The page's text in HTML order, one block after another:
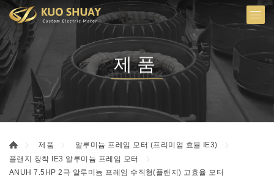
제품
제품
알루미늄 프레임 모터 (프리미엄 효율 IE3)
플랜지 장착 IE3 알루미늄 프레임 모터
ANUH 7.5HP 2극 알루미늄 프레임 수직형(플랜지) 고효율 모터